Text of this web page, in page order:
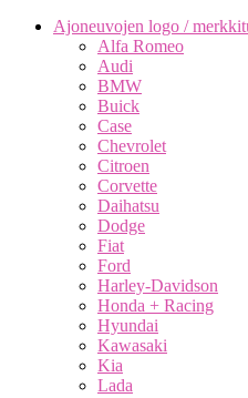
Ajoneuvojen logo /
Alfa Romeo
Audi
BMW
Buick
Case
Chevrolet
Citroen
Corvette
Daihatsu
Dodge
Fiat
Ford
Harley-Davidson
Honda + Racing
Hyundai
Kawasaki
Kia
Lada